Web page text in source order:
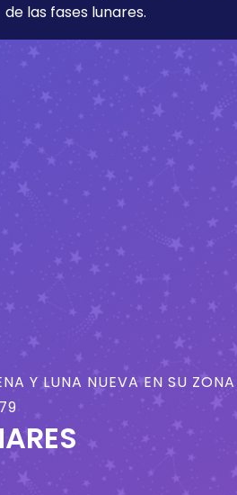
de las fases lunares.
Y LUNA NUEVA EN SU